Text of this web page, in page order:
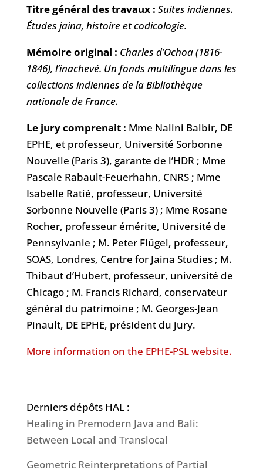
Titre général des travaux : Suites indiennes.
Études jaina, histoire et codicologie.
Mémoire original : Charles d’Ochoa (1816-
1846), l’inachevé. Un fonds multilingue dans les
collections indiennes de la Bibliothèque
nationale de France.
Le jury comprenait : Mme Nalini Balbir, DE
EPHE, et professeur, Université Sorbonne
Nouvelle (Paris 3), garante de l’HDR ; Mme
Pascale Rabault-Feuerhahn, CNRS ; Mme
Isabelle Ratié, professeur, Université
Sorbonne Nouvelle (Paris 3) ; Mme Rosane
Rocher, professeur émérite, Université de
Pennsylvanie ; M. Peter Flügel, professeur,
SOAS, Londres, Centre for Jaina Studies ; M.
Thibaut d’Hubert, professeur, université de
Chicago ; M. Francis Richard, conservateur
général du patrimoine ; M. Georges-Jean
Pinault, DE EPHE, président du jury.
More information on the EPHE-PSL website.
Derniers dépôts HAL :
Healing in Premodern Java and Bali:
Between Local and Translocal
Geometric Reinterpretations of Partial